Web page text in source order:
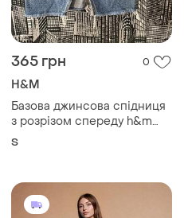
365 грн 0
H&M
Базова джинсова спідниця
з розрізом спереду h&m
жіноча стильна джинсова
S